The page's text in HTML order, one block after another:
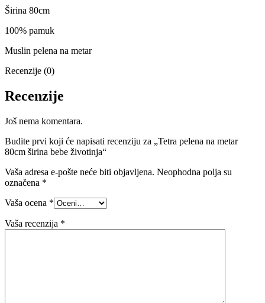
Širina 80cm
100% pamuk
Muslin pelena na metar
Recenzije (0)
Recenzije
Još nema komentara.
Budite prvi koji će napisati recenziju za „Tetra pelena na metar
80cm širina bebe životinja“
Vaša adresa e-pošte neće biti objavljena. Neophodna polja su
označena *
Vaša ocena *
Vaša recenzija *